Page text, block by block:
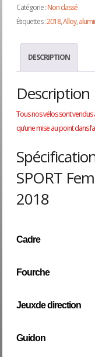
Catégorie :Non classé
Étiquettes :2018,Alloy,
DESCRIPTION
Description
Tous nos vélos sont vendus
qu’une mise au point dans
SPORT
2018
Cadre
Fourche
Jeuxde direction
Guidon